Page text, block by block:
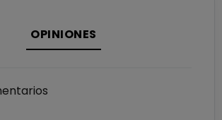
OPINIONES